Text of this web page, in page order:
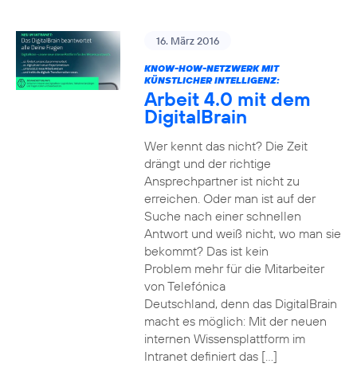
16. März 2016
KNOW-HOW-NETZWERK MIT
KÜNSTLICHER INTELLIGENZ:
Arbeit 4.0 mit dem
DigitalBrain
Wer kennt das nicht? Die Zeit
drängt und der richtige
Ansprechpartner ist nicht zu
erreichen. Oder man ist auf der
Suche nach einer schnellen
Antwort und weiß nicht, wo man sie
bekommt? Das ist kein
Problem mehr für die Mitarbeiter
von Telefónica
Deutschland, denn das DigitalBrain
macht es möglich: Mit der neuen
internen Wissensplattform im
Intranet definiert das […]